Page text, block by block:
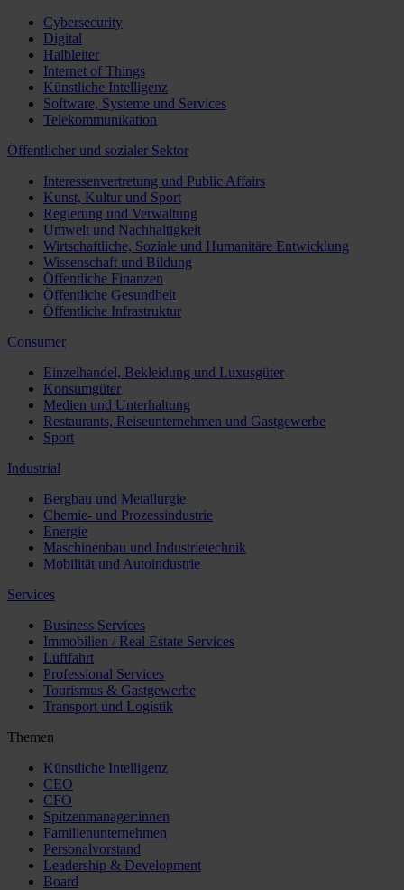
Cybersecurity
Digital
Halbleiter
Internet of Things
Künstliche Intelligenz
Software, Systeme und Services
Telekommunikation
Öffentlicher und sozialer Sektor
Interessenvertretung und Public Affairs
Kunst, Kultur und Sport
Regierung und Verwaltung
Umwelt und Nachhaltigkeit
Wirtschaftliche, Soziale und Humanitäre Entwicklung
Wissenschaft und Bildung
Öffentliche Finanzen
Öffentliche Gesundheit
Öffentliche Infrastruktur
Consumer
Einzelhandel, Bekleidung und Luxusgüter
Konsumgüter
Medien und Unterhaltung
Restaurants, Reiseunternehmen und Gastgewerbe
Sport
Industrial
Bergbau und Metallurgie
Chemie- und Prozessindustrie
Energie
Maschinenbau und Industrietechnik
Mobilität und Autoindustrie
Services
Business Services
Immobilien / Real Estate Services
Luftfahrt
Professional Services
Tourismus & Gastgewerbe
Transport und Logistik
Themen
Künstliche Intelligenz
CEO
CFO
Spitzenmanager:innen
Familienunternehmen
Personalvorstand
Leadership & Development
Board